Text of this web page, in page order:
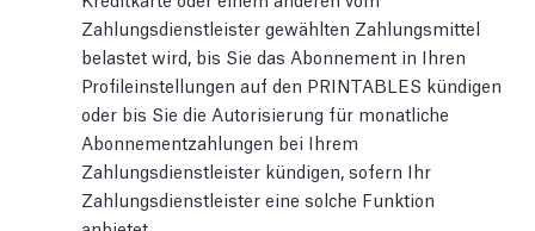
Zahlungsdienstleister gewählten Zahlungsmittel
belastet wird, bis Sie das Abonnement in Ihren
Profileinstellungen auf den PRINTABLES kündigen
oder bis Sie die Autorisierung für monatliche
Abonnementzahlungen bei Ihrem
Zahlungsdienstleister kündigen, sofern Ihr
Zahlungsdienstleister eine solche Funktion